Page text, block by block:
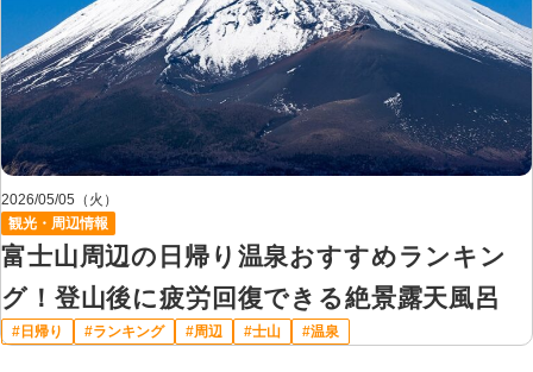
2026/05/05（火）
観光・周辺情報
富士山周辺の日帰り温泉おすすめランキン
グ！登山後に疲労回復できる絶景露天風呂
日帰り ランキング 周辺 士山 温泉